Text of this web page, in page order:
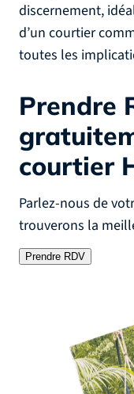
discernement,
d’un courtier
toutes les
Prendre
courtier
Parlez-nous de
trouverons la
Prendre RDV